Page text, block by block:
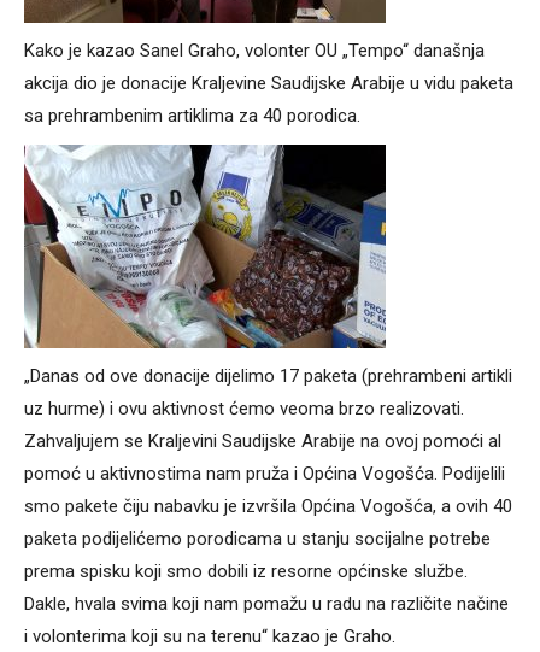
Kako je kazao Sanel Graho, volonter OU „Tempo“ današnja
akcija dio je donacije Kraljevine Saudijske Arabije u vidu paketa
sa prehrambenim artiklima za 40 porodica.
„Danas od ove donacije dijelimo 17 paketa (prehrambeni artikli
uz hurme) i ovu aktivnost ćemo veoma brzo realizovati.
Zahvaljujem se Kraljevini Saudijske Arabije na ovoj pomoći al
pomoć u aktivnostima nam pruža i Općina Vogošća. Podijelili
smo pakete čiju nabavku je izvršila Općina Vogošća, a ovih 40
paketa podijelićemo porodicama u stanju socijalne potrebe
prema spisku koji smo dobili iz resorne općinske službe.
Dakle, hvala svima koji nam pomažu u radu na različite načine
i volonterima koji su na terenu“ kazao je Graho.